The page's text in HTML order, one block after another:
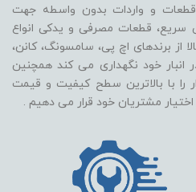
و واردات بدون واسطه جهت
قطعات مصرفی و یدکی انواع
را با تنوع بیش از 2000 کالا از برندهای اچ پی، سامسونگ، کانن،
انبار خود نگهداری می کند همچنین
را با بالاترین سطح کیفیت و قیمت
مشتریان خود قرار می دهیم .